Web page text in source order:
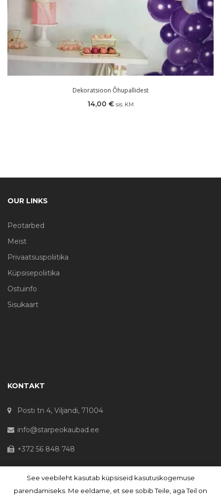
Dekoratsioon Õhupallidest
14,00 € sis. KM
OUR LINKS
Peotarbed
Meist
Privaatsuspoliitika
Küpsisepoliitika
Ostuinfo
Sisukaart
KONTAKT
Posti tn 4, Viljandi, 71004
info@starpeokaubad.ee
+372 56 848 748
© Haljaste OÜ 2020 - Registrikood 10645867
See veebileht kasutab küpsiseid kasutuskogemuse
parendamiseks. Me eeldame, et see sobib Teile, aga Teil on